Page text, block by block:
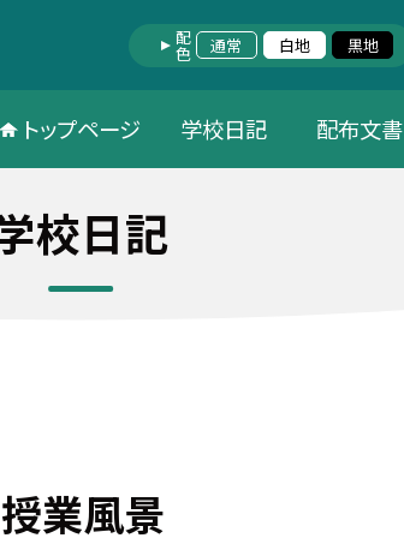
配色 通常 白地 黒地
トップページ 学校日記 配布文書
校日記
業風景